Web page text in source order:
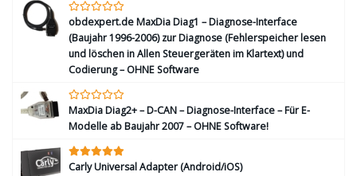
obdexpert.de MaxDia Diag1 – Diagnose-Interface
(Baujahr 1996-2006) zur Diagnose (Fehlerspeicher lesen
und löschen in Allen Steuergeräten im Klartext) und
Codierung – OHNE Software
MaxDia Diag2+ – D-CAN – Diagnose-Interface – Für E-
Modelle ab Baujahr 2007 – OHNE Software!
Carly Universal Adapter (Android/iOS)